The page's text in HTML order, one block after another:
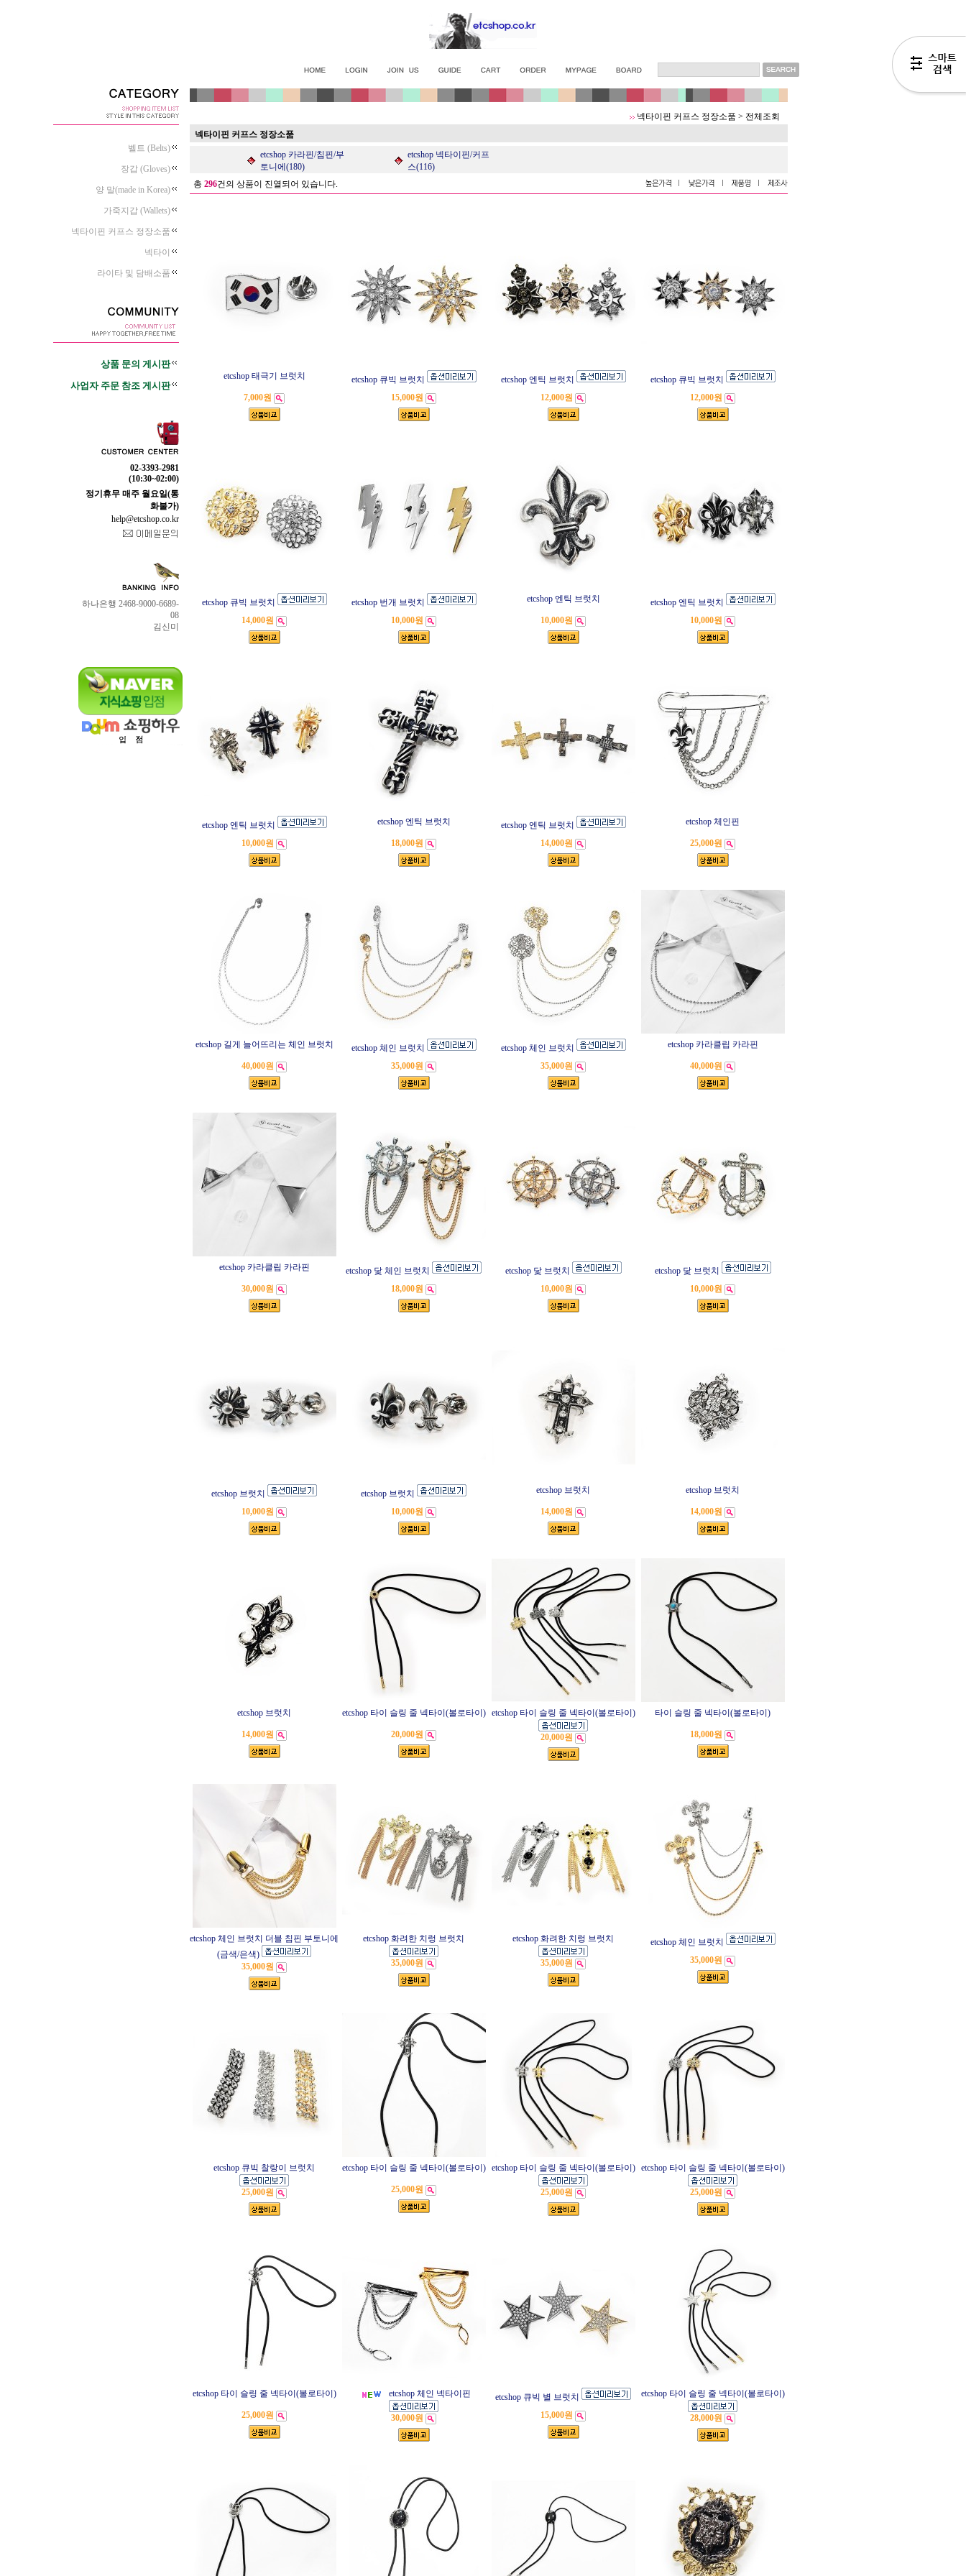
벨트 (Belts)
장갑 (Gloves)
양 말(made in Korea)
가죽지갑 (Wallets)
넥타이핀 커프스 정장소품
넥타이
라이타 및 담배소품
상품 문의 게시판
사업자 주문 참조 게시판
02-3393-2981
(10:30~02:00)
정기휴무 매주 월요일(통
화불가)
help@etcshop.co.kr
하나은행 2468-9000-6689-
08
김신미
넥타이핀 커프스 정장소품 > 전체조회
넥타이핀 커프스 정장소품
etcshop 카라핀/침핀/부
토니에(180)
etcshop 넥타이핀/커프
스(116)
총 296건의 상품이 진열되어 있습니다.
etcshop 태극기 브럿치
7,000원
etcshop 큐빅 브럿치
15,000원
etcshop 엔틱 브럿치
12,000원
etcshop 큐빅 브럿치
12,000원
etcshop 큐빅 브럿치
14,000원
etcshop 번개 브럿치
10,000원
etcshop 엔틱 브럿치
10,000원
etcshop 엔틱 브럿치
10,000원
etcshop 엔틱 브럿치
10,000원
etcshop 엔틱 브럿치
18,000원
etcshop 엔틱 브럿치
14,000원
etcshop 체인핀
25,000원
etcshop 길게 늘어뜨리는 체인 브럿치
40,000원
etcshop 체인 브럿치
35,000원
etcshop 체인 브럿치
35,000원
etcshop 카라클립 카라핀
40,000원
etcshop 카라클립 카라핀
30,000원
etcshop 닻 체인 브럿치
18,000원
etcshop 닻 브럿치
10,000원
etcshop 닻 브럿치
10,000원
etcshop 브럿치
10,000원
etcshop 브럿치
10,000원
etcshop 브럿치
14,000원
etcshop 브럿치
14,000원
etcshop 브럿치
14,000원
etcshop 타이 슬링 줄 넥타이(볼로타이)
20,000원
etcshop 타이 슬링 줄 넥타이(볼로타이)
20,000원
타이 슬링 줄 넥타이(볼로타이)
18,000원
etcshop 체인 브럿치 더블 침핀 부토니에
(금색/은색)
35,000원
etcshop 화려한 치렁 브럿치
35,000원
etcshop 화려한 치렁 브럿치
35,000원
etcshop 체인 브럿치
35,000원
etcshop 큐빅 찰랑이 브럿치
25,000원
etcshop 타이 슬링 줄 넥타이(볼로타이)
25,000원
etcshop 타이 슬링 줄 넥타이(볼로타이)
25,000원
etcshop 타이 슬링 줄 넥타이(볼로타이)
25,000원
etcshop 타이 슬링 줄 넥타이(볼로타이)
25,000원
etcshop 체인 넥타이핀
30,000원
etcshop 큐빅 별 브럿치
15,000원
etcshop 타이 슬링 줄 넥타이(볼로타이)
28,000원